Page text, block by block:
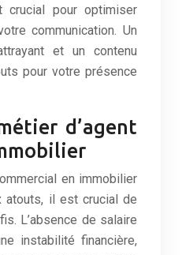
crucial pour optimiser
communication. Un
et un contenu
pour votre présence
d’agent
en immobilier
atouts, il est crucial de
L’absence de salaire
instabilité financière,